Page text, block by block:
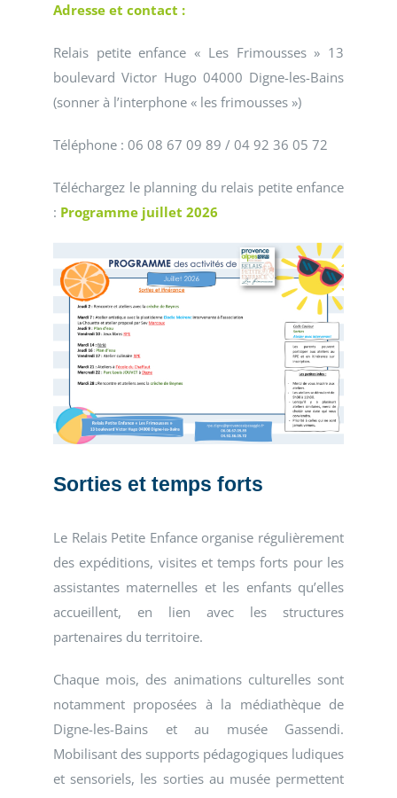
Adresse et contact :
Relais petite enfance « Les Frimousses » 13
boulevard Victor Hugo 04000 Digne-les-Bains
(sonner à l’interphone « les frimousses »)
Téléphone : 06 08 67 09 89 / 04 92 36 05 72
Téléchargez le planning du relais petite enfance
: Programme juillet 2026
Sorties et temps forts
Le Relais Petite Enfance organise régulièrement
des expéditions, visites et temps forts pour les
assistantes maternelles et les enfants qu’elles
accueillent, en lien avec les structures
partenaires du territoire.
Chaque mois, des animations culturelles sont
notamment proposées à la médiathèque de
Digne-les-Bains et au musée Gassendi.
Mobilisant des supports pédagogiques ludiques
et sensoriels, les sorties au musée permettent